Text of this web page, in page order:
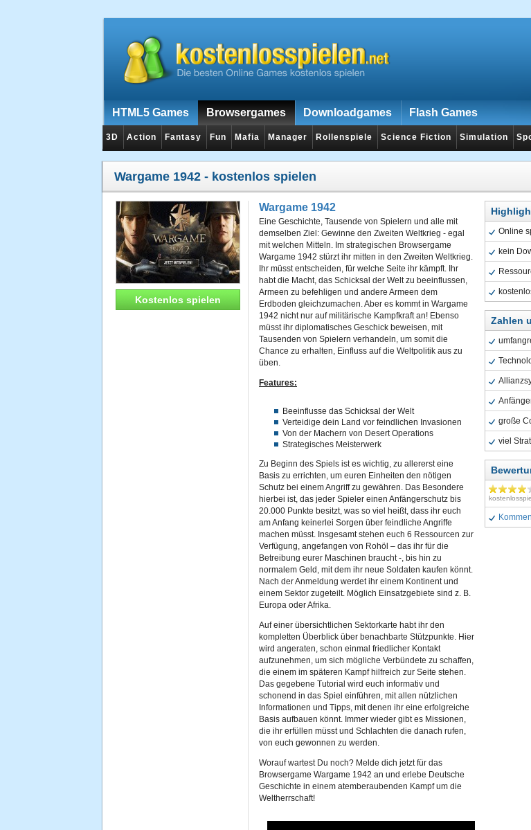
HTML5 Games Browsergames Downloadgames Flash Games
3D Action Fantasy Fun Mafia Manager Rollenspiele Science Fiction Simulation
Wargame 1942 - kostenlos spielen
Kostenlos spielen
Wargame 1942
Eine Geschichte, Tausende von Spielern und alle mit
demselben Ziel: Gewinne den Zweiten Weltkrieg - egal
mit welchen Mitteln. Im strategischen Browsergame
Wargame 1942 stürzt ihr mitten in den Zweiten Weltkrieg.
Ihr müsst entscheiden, für welche Seite ihr kämpft. Ihr
habt die Macht, das Schicksal der Welt zu beeinflussen,
Armeen zu befehligen und andere Armeen dem
Erdboden gleichzumachen. Aber es kommt in Wargame
1942 nicht nur auf militärische Kampfkraft an! Ebenso
müsst ihr diplomatisches Geschick beweisen, mit
Tausenden von Spielern verhandeln, um somit die
Chance zu erhalten, Einfluss auf die Weltpolitik aus zu
üben.
Features:
Beeinflusse das Schicksal der Welt
Verteidige dein Land vor feindlichen Invasionen
Von der Machern von Desert Operations
Strategisches Meisterwerk
Zu Beginn des Spiels ist es wichtig, zu allererst eine
Basis zu errichten, um euren Einheiten den nötigen
Schutz bei einem Angriff zu gewähren. Das Besondere
hierbei ist, das jeder Spieler einen Anfängerschutz bis
20.000 Punkte besitzt, was so viel heißt, dass ihr euch
am Anfang keinerlei Sorgen über feindliche Angriffe
machen müsst. Insgesamt stehen euch 6 Ressourcen zur
Verfügung, angefangen von Rohöl – das ihr für die
Betreibung eurer Maschinen braucht -, bis hin zu
normalem Geld, mit dem ihr neue Soldaten kaufen könnt.
Nach der Anmeldung werdet ihr einem Kontinent und
einem Sektor zugeteilt. Möglich Einsatzgebiete sind z. B.
Europa oder Afrika.
Auf einer übersichtlichen Sektorkarte habt ihr den
kompletten Überblick über benachbarte Stützpunkte. Hier
wird angeraten, schon einmal friedlicher Kontakt
aufzunehmen, um sich mögliche Verbündete zu schaffen,
die einem im späteren Kampf hilfreich zur Seite stehen.
Das gegebene Tutorial wird euch informativ und
schonend in das Spiel einführen, mit allen nützlichen
Informationen und Tipps, mit denen ihr eine erfolgreiche
Basis aufbauen könnt. Immer wieder gibt es Missionen,
die ihr erfüllen müsst und Schlachten die danach rufen,
von euch gewonnen zu werden.
Worauf wartest Du noch? Melde dich jetzt für das
Browsergame Wargame 1942 an und erlebe Deutsche
Geschichte in einem atemberaubenden Kampf um die
Weltherrschaft!
Online
kein
Zahlen
große
viel